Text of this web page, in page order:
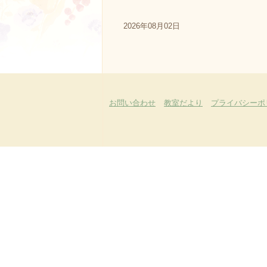
2026年08月02日
お問い合わせ 教室だより プライバシーポ